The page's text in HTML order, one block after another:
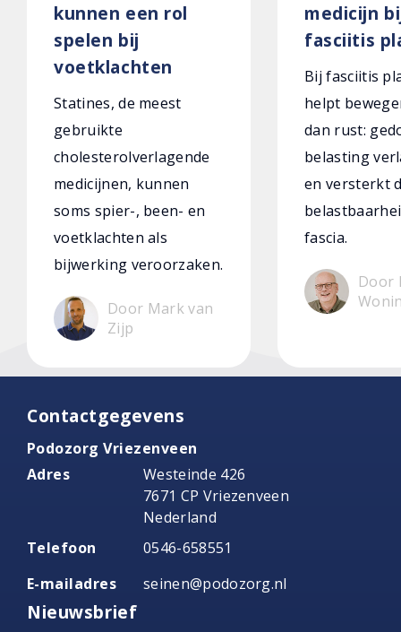
kunnen een rol
spelen bij
voetklachten
Statines, de meest
gebruikte
cholesterolverlagende
medicijnen, kunnen
soms spier-, been- en
voetklachten als
bijwerking veroorzaken.
Door Mark van
Zijp
medicijn
fasciitis
Bij fasciitis
helpt
dan rust:
belasting
en versterkt
fascia.
Door
Contactgegevens
Podozorg Vriezenveen
Adres
Westeinde 426
7671 CP Vriezenveen
Nederland
Telefoon
0546-658551
E-mailadres
seinen@podozorg.nl
Nieuwsbrief